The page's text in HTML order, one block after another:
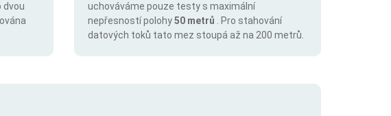
dvou
uchováváme pouze testy s maximální
nepřesností polohy50 metrů
. Pro stahování
datových toků tato mez stoupá až na 200 metrů.